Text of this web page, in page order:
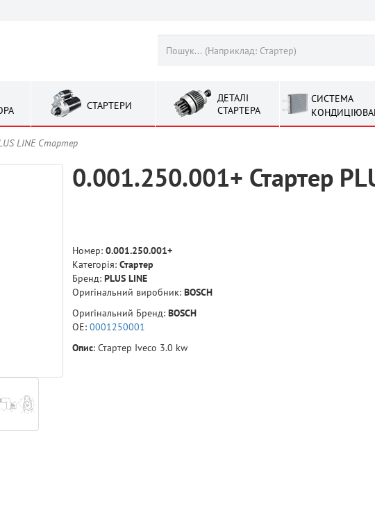
СТАРТЕРИ
ДЕТАЛІ
СТАРТЕРА
СИСТЕМА
LINE Стартер
0.001.250.001+ Стартер
Номер: 0.001.250.001+
Категорія: Стартер
Бренд: PLUS LINE
Оригінальний виробник: BOSCH
Оригінальний Бренд: BOSCH
OE: 0001250001
Опис: Стартер Iveco 3.0 kw